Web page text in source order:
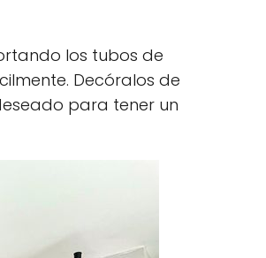
los tubos de
Decóralos de
para tener un